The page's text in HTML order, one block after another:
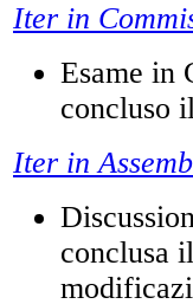
Iter in
Esame in
concluso
Iter in
conclusa